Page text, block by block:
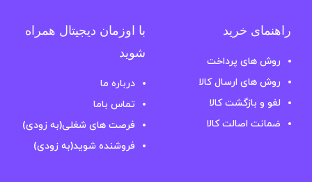
راهنمای خرید
روش های پرداخت
روش های ارسال کالا
لغو و بازگشت کالا
ضمانت اصالت کالا
با اوزمان دیجیتال همراه
شوید
درباره ما
تماس باما
فرصت های شغلی(به زودی)
فروشنده شوید(به زودی)